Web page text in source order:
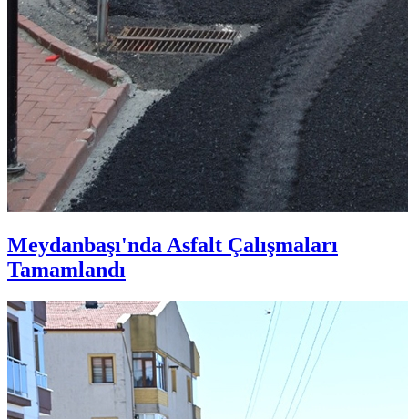
Meydanbaşı'nda Asfalt Çalışmaları
Tamamlandı